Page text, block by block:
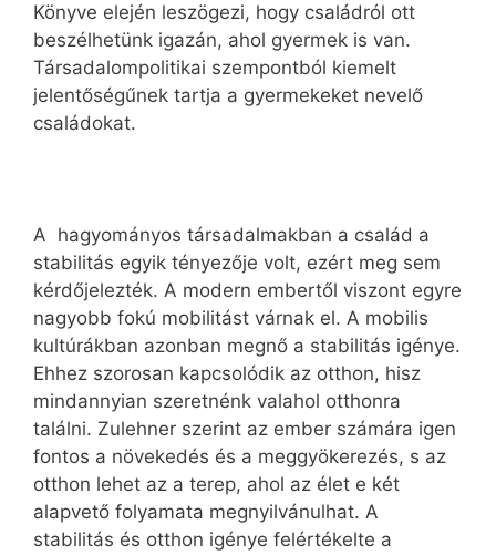
Könyve elején leszögezi, hogy családról ott
beszélhetünk igazán, ahol gyermek is van.
Társadalompolitikai szempontból kiemelt
jelentőségűnek tartja a gyermekeket nevelő
családokat.
A hagyományos társadalmakban a család a
stabilitás egyik tényezője volt, ezért meg sem
kérdőjelezték. A modern embertől viszont egyre
nagyobb fokú mobilitást várnak el. A mobilis
kultúrákban azonban megnő a stabilitás igénye.
Ehhez szorosan kapcsolódik az otthon, hisz
mindannyian szeretnénk valahol otthonra
találni. Zulehner szerint az ember számára igen
fontos a növekedés és a meggyökerezés, s az
otthon lehet az a terep, ahol az élet e két
alapvető folyamata megnyilvánulhat. A
stabilitás és otthon igénye felértékelte a